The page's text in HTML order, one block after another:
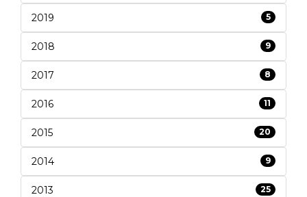
2019 5
2018 9
2017 8
2016 11
2015 20
2014 9
2013 25